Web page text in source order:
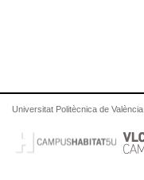
Universitat Politècnica de València